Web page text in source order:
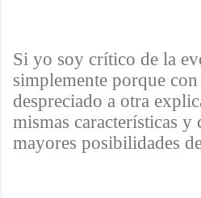
Si yo soy crítico de la
simplemente porque con
despreciado a otra
mismas características y
mayores posibilidades